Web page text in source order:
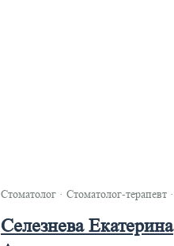
Стоматолог · Стоматолог-терапевт ·
Селезнева Екатерина